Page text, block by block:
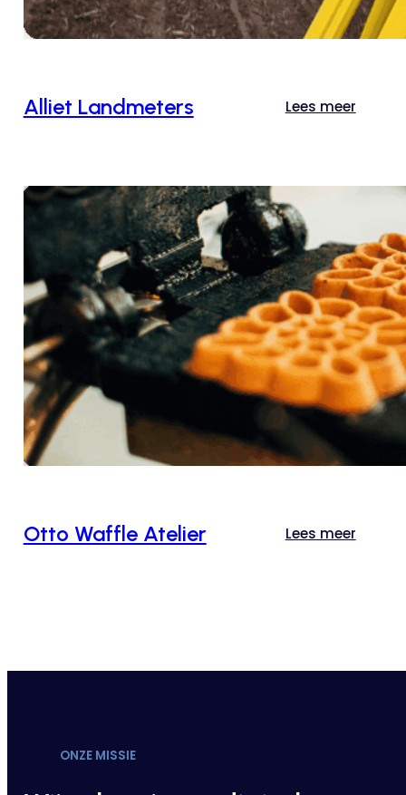
Alliet Landmeters Lees meer
Otto Waffle Atelier Lees meer
ONZE MISSIE